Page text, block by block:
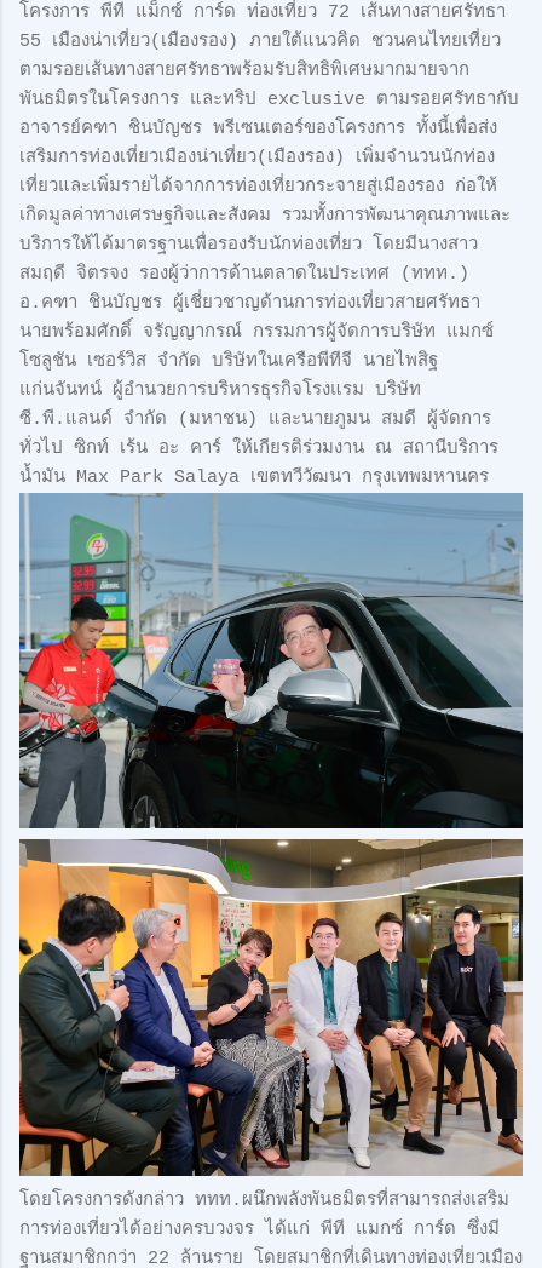
โครงการ พีที แม็กซ์ การ์ด ท่องเที่ยว 72 เส้นทางสายศรัทธา
55 เมืองน่าเที่ยว(เมืองรอง) ภายใต้แนวคิด ชวนคนไทยเที่ยว
ตามรอยเส้นทางสายศรัทธาพร้อมรับสิทธิพิเศษมากมายจาก
พันธมิตรในโครงการ และทริป exclusive ตามรอยศรัทธากับ
อาจารย์คฑา ชินบัญชร พรีเซนเตอร์ของโครงการ ทั้งนี้เพื่อส่ง
เสริมการท่องเที่ยวเมืองน่าเที่ยว(เมืองรอง) เพิ่มจำนวนนักท่อง
เที่ยวและเพิ่มรายได้จากการท่องเที่ยวกระจายสู่เมืองรอง ก่อให้
เกิดมูลค่าทางเศรษฐกิจและสังคม รวมทั้งการพัฒนาคุณภาพและ
บริการให้ได้มาตรฐานเพื่อรองรับนักท่องเที่ยว โดยมีนางสาว
สมฤดี จิตรจง รองผู้ว่าการด้านตลาดในประเทศ (ททท.)
อ.คฑา ชินบัญชร ผู้เชี่ยวชาญด้านการท่องเที่ยวสายศรัทธา
นายพร้อมศักดิ์ จรัญญากรณ์ กรรมการผู้จัดการบริษัท แมกซ์
โซลูชัน เซอร์วิส จำกัด บริษัทในเครือพีทีจี นายไพสิฐ
แก่นจันทน์ ผู้อำนวยการบริหารธุรกิจโรงแรม บริษัท
ซี.พี.แลนด์ จำกัด (มหาชน) และนายภูมน สมดี ผู้จัดการ
ทั่วไป ซิกท์ เร้น อะ คาร์ ให้เกียรติร่วมงาน ณ สถานีบริการ
น้ำมัน Max Park Salaya เขตทวีวัฒนา กรุงเทพมหานคร
โดยโครงการดังกล่าว ททท.ผนึกพลังพันธมิตรที่สามารถส่งเสริม
การท่องเที่ยวได้อย่างครบวงจร ได้แก่ พีที แมกซ์ การ์ด ซึ่งมี
ฐานสมาชิกกว่า 22 ล้านราย โดยสมาชิกที่เดินทางท่องเที่ยวเมือง